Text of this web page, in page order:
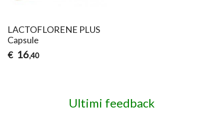
LACTOFLORENE PLUS
Capsule
€ 16,40
Ultimi feedback